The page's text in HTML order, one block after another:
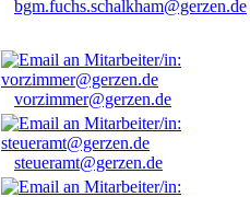
bgm.fuchs.schalkham@gerzen.de
vorzimmer@gerzen.de
steueramt@gerzen.de